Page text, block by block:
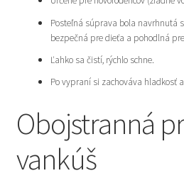
Posteľná súprava bola navrhnutá
bezpečná pre dieťa a pohodlná
Ľahko sa čistí, rýchlo schne.
Po vypraní si zachováva hladkosť
Obojstranná
vankúš